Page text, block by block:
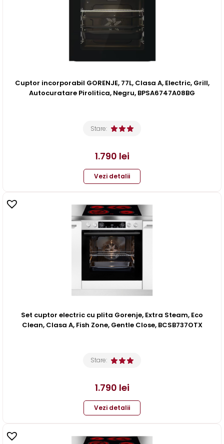
Cuptor incorporabil GORENJE, 77L, Clasa A, Electric, Grill,
Autocuratare Pirolitica, Negru, BPSA6747A08BG
Stare:
1.790 lei
Vezi detalii
Set cuptor electric cu plita Gorenje, Extra Steam, Eco
Clean, Clasa A, Fish Zone, Gentle Close, BCSB737OTX
Stare:
1.790 lei
Vezi detalii